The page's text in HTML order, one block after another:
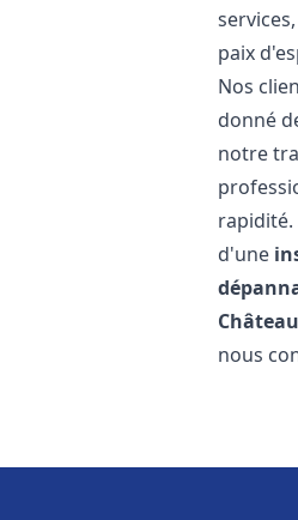
paix
Nos
donné
notre
rapidité.
d'une
nous